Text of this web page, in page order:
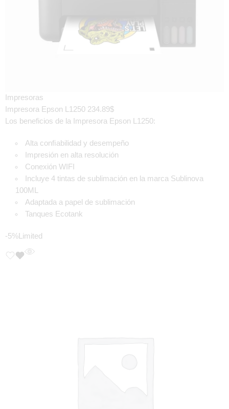
Impresoras
Impresora Epson L1250 234.89$
Los beneficios de la Impresora Epson L1250:
Alta conﬁabilidad y desempeño
Impresión en alta resolución
Conexión WIFI
Incluye 4 tintas de sublimación en la marca Sublinova
100ML
Adaptada a papel de sublimación
Tanques Ecotank
-5% Limited